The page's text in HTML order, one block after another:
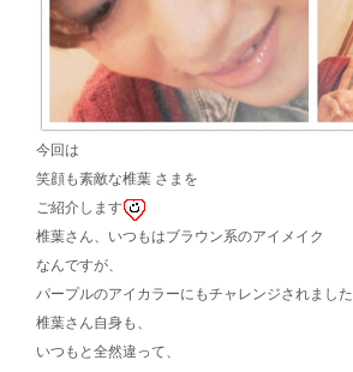
今回は
笑顔も素敵な椎葉 さまを
ご紹介します
椎葉さん、いつもはブラウン系のアイメイク
なんですが、
パープルのアイカラーにもチャレンジされました
椎葉さん自身も、
いつもと全然違って、